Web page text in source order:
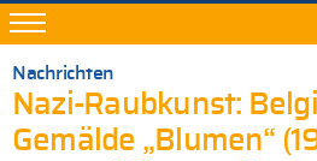
Nachrichten
Nazi-Raubkunst:
Gemälde „Blumen“